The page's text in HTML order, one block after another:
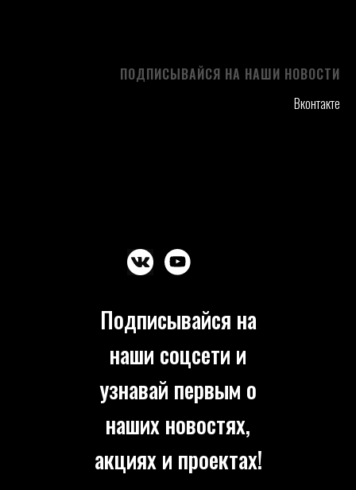
ПОДПИСЫВАЙСЯ НА НАШИ НОВОСТИ
Вконтакте
Подписывайся на
наши соцсети и
узнавай первым о
наших новостях,
акциях и проектах!